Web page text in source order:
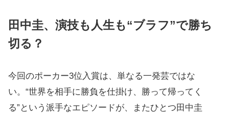
田中圭、演技も人生も“ブラフ”で勝ち
切る？
今回のポーカー3位入賞は、単なる一発芸ではな
い。“世界を相手に勝負を仕掛け、勝って帰ってく
る”という派手なエピソードが、またひとつ田中圭